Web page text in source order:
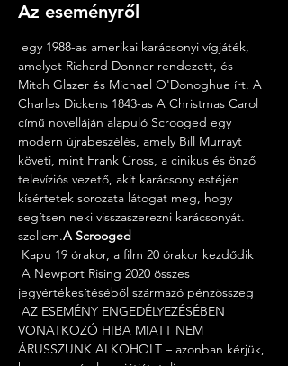
Az eseményről
amelyet Richard Donner rendezett, és
Mitch Glazer és Michael O'Donoghue írt. A
Charles Dickens 1843-as A Christmas Carol
című novelláján alapuló Scrooged egy
modern újrabeszélés, amely Bill Murrayt
követi, mint Frank Cross, a cinikus és önző
televíziós vezető, akit karácsony estéjén
kísértetek sorozata látogat meg, hogy
segítsen neki visszaszerezni karácsonyát.
szellem.A Scrooged
Kapu 19 órakor, a film 20 órakor kezdődik
jegyértékesítéséből származó pénzösszeg
VONATKOZÓ HIBA MIATT NEM
ÁRUSSZUNK ALKOHOLT – azonban kérjük,